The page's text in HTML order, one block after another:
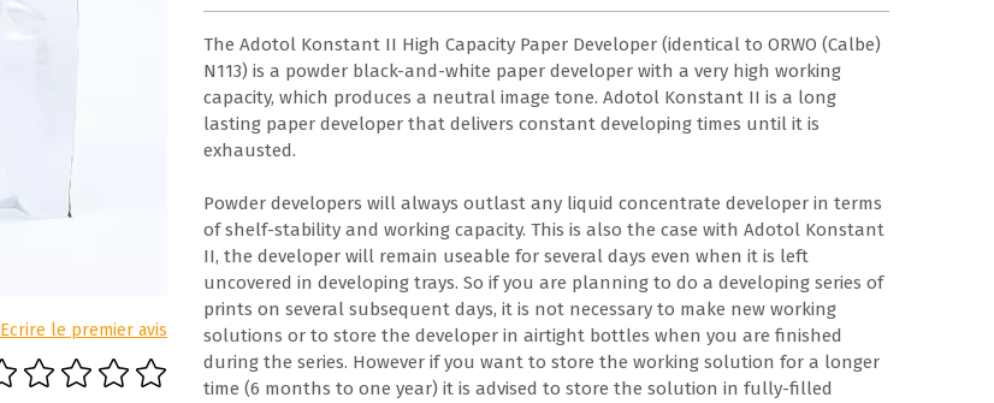
Ecrire le premier avis
The Adotol Konstant II High Capacity Paper Developer (identical to ORWO (Calbe)
N113) is a powder black-and-white paper developer with a very high working
capacity, which produces a neutral image tone. Adotol Konstant II is a long
lasting paper developer that delivers constant developing times until it is
exhausted.
Powder developers will always outlast any liquid concentrate developer in terms
of shelf-stability and working capacity. This is also the case with Adotol Konstant
II, the developer will remain useable for several days even when it is left
uncovered in developing trays. So if you are planning to do a developing series of
prints on several subsequent days, it is not necessary to make new working
solutions or to store the developer in airtight bottles when you are finished
during the series. However if you want to store the working solution for a longer
time (6 months to one year) it is advised to store the solution in fully-filled